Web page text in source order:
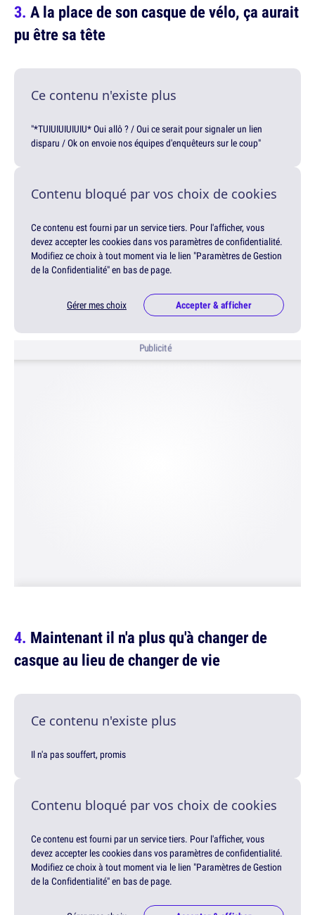
A la place de son casque de vélo, ça aurait
pu être sa tête
Ce contenu n'existe plus
"*TUIUIUIUIUIU* Oui allô ? / Oui ce serait pour signaler un lien
disparu / Ok on envoie nos équipes d'enquêteurs sur le coup"
Contenu bloqué par vos choix de cookies
Ce contenu est fourni par un service tiers. Pour l'afficher, vous
devez accepter les cookies dans vos paramètres de confidentialité.
Modifiez ce choix à tout moment via le lien "Paramètres de Gestion
de la Confidentialité" en bas de page.
Gérer mes choix Accepter & afficher
Publicité
Maintenant il n'a plus qu'à changer de
casque au lieu de changer de vie
Ce contenu n'existe plus
Il n'a pas souffert, promis
Contenu bloqué par vos choix de cookies
Ce contenu est fourni par un service tiers. Pour l'afficher, vous
devez accepter les cookies dans vos paramètres de confidentialité.
Modifiez ce choix à tout moment via le lien "Paramètres de Gestion
de la Confidentialité" en bas de page.